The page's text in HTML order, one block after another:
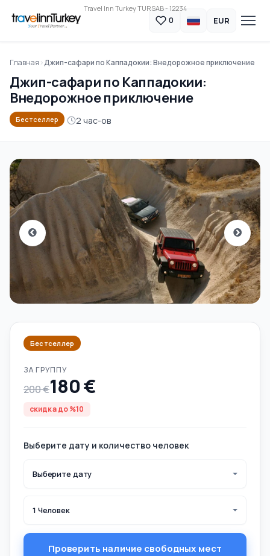
Travel Inn Turkey TURSAB - 12234
0 EUR
Главная Джип-сафари по Каппадокии: Внедорожное приключение
Джип-сафари по Каппадокии:
Внедорожное приключение
Бестселлер 2 час-ов
Бестселлер
ЗА ГРУППУ
200 €180 €
скидка до %10
Выберите дату и количество человек
Выберите дату
1 Человек
Проверить наличие свободных мест